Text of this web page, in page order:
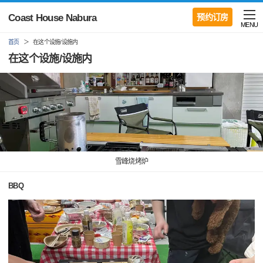
预约订房
Coast House Nabura
MENU
首页 在这个设施/设施内
在这个设施/设施内
雪峰烧烤炉
BBQ